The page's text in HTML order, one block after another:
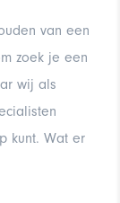
van een
zoek je een
wij als
kunt. Wat er